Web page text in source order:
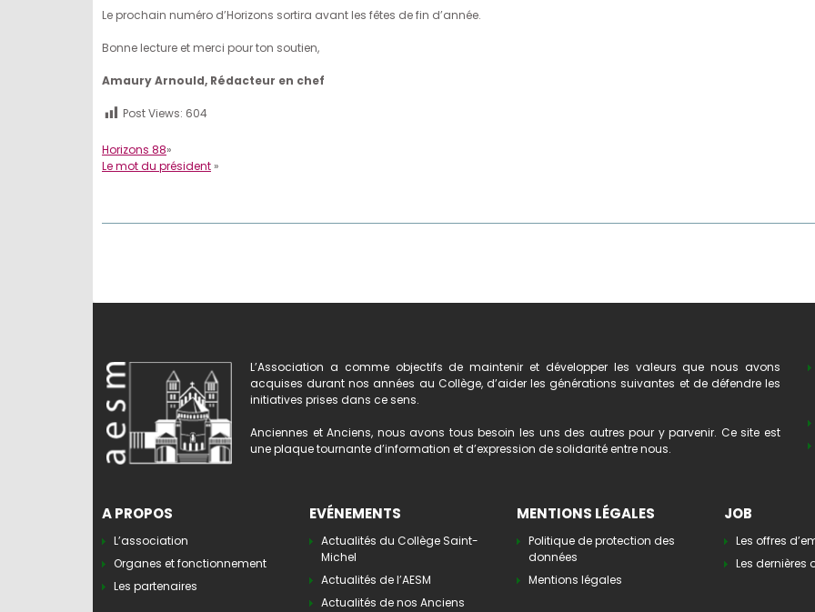
Le prochain numéro d’Horizons sortira avant les fêtes de fin d’année.
Bonne lecture et merci pour ton soutien,
Amaury Arnould, Rédacteur en chef
Post Views: 604
Horizons 88»
Le mot du président »
L’Association a comme objectifs de maintenir et développer les valeurs que nous avons
acquises durant nos années au Collège, d’aider les générations suivantes et de défendre les
initiatives prises dans ce sens.
Anciennes et Anciens, nous avons tous besoin les uns des autres pour y parvenir. Ce site est
une plaque tournante d’information et d’expression de solidarité entre nous.
A PROPOS
L’association
Organes et fonctionnement
Les partenaires
EVÉNEMENTS
Actualités du Collège Saint-
Michel
Actualités de l’AESM
Actualités de nos Anciens
MENTIONS LÉGALES
Politique de protection des
données
Mentions légales
JOB
Les offres
Les dernières